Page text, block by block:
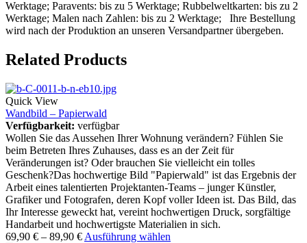
Werktage; Paravents: bis zu 5 Werktage; Rubbelweltkarten: bis zu 2
Werktage; Malen nach Zahlen: bis zu 2 Werktage; Ihre Bestellung
wird nach der Produktion an unseren Versandpartner übergeben.
Related Products
Quick View
Wandbild – Papierwald
Verfügbarkeit: verfügbar
Wollen Sie das Aussehen Ihrer Wohnung verändern? Fühlen Sie
beim Betreten Ihres Zuhauses, dass es an der Zeit für
Veränderungen ist? Oder brauchen Sie vielleicht ein tolles
Geschenk?Das hochwertige Bild "Papierwald" ist das Ergebnis der
Arbeit eines talentierten Projektanten-Teams – junger Künstler,
Grafiker und Fotografen, deren Kopf voller Ideen ist. Das Bild, das
Ihr Interesse geweckt hat, vereint hochwertigen Druck, sorgfältige
Handarbeit und hochwertigste Materialien in sich.
69,90 € – 89,90 € Ausführung wählen